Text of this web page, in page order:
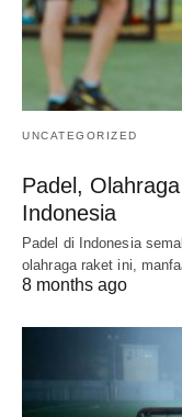
UNCATEGORIZED
Padel,
Indonesia
Padel di Indonesia
olahraga raket ini,
8 months ago